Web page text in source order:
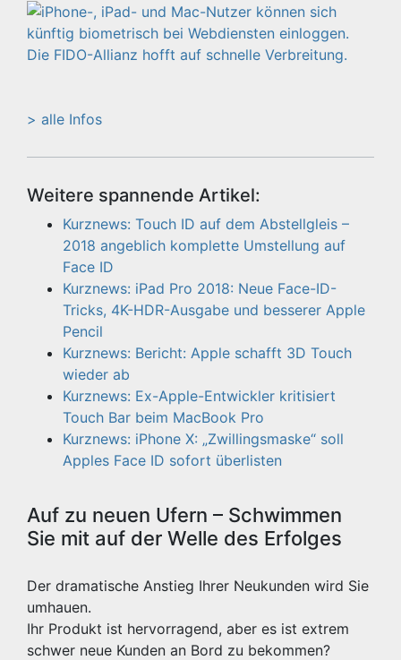
> alle Infos
Weitere spannende Artikel:
Kurznews: Touch ID auf dem Abstellgleis –
2018 angeblich komplette Umstellung auf
Face ID
Kurznews: iPad Pro 2018: Neue Face-ID-
Tricks, 4K-HDR-Ausgabe und besserer Apple
Pencil
Kurznews: Bericht: Apple schafft 3D Touch
wieder ab
Kurznews: Ex-Apple-Entwickler kritisiert
Touch Bar beim MacBook Pro
Kurznews: iPhone X: „Zwillingsmaske“ soll
Apples Face ID sofort überlisten
Auf zu neuen Ufern – Schwimmen
Sie mit auf der Welle des Erfolges
Der dramatische Anstieg Ihrer Neukunden wird Sie
umhauen.
Ihr Produkt ist hervorragend, aber es ist extrem
schwer neue Kunden an Bord zu bekommen?